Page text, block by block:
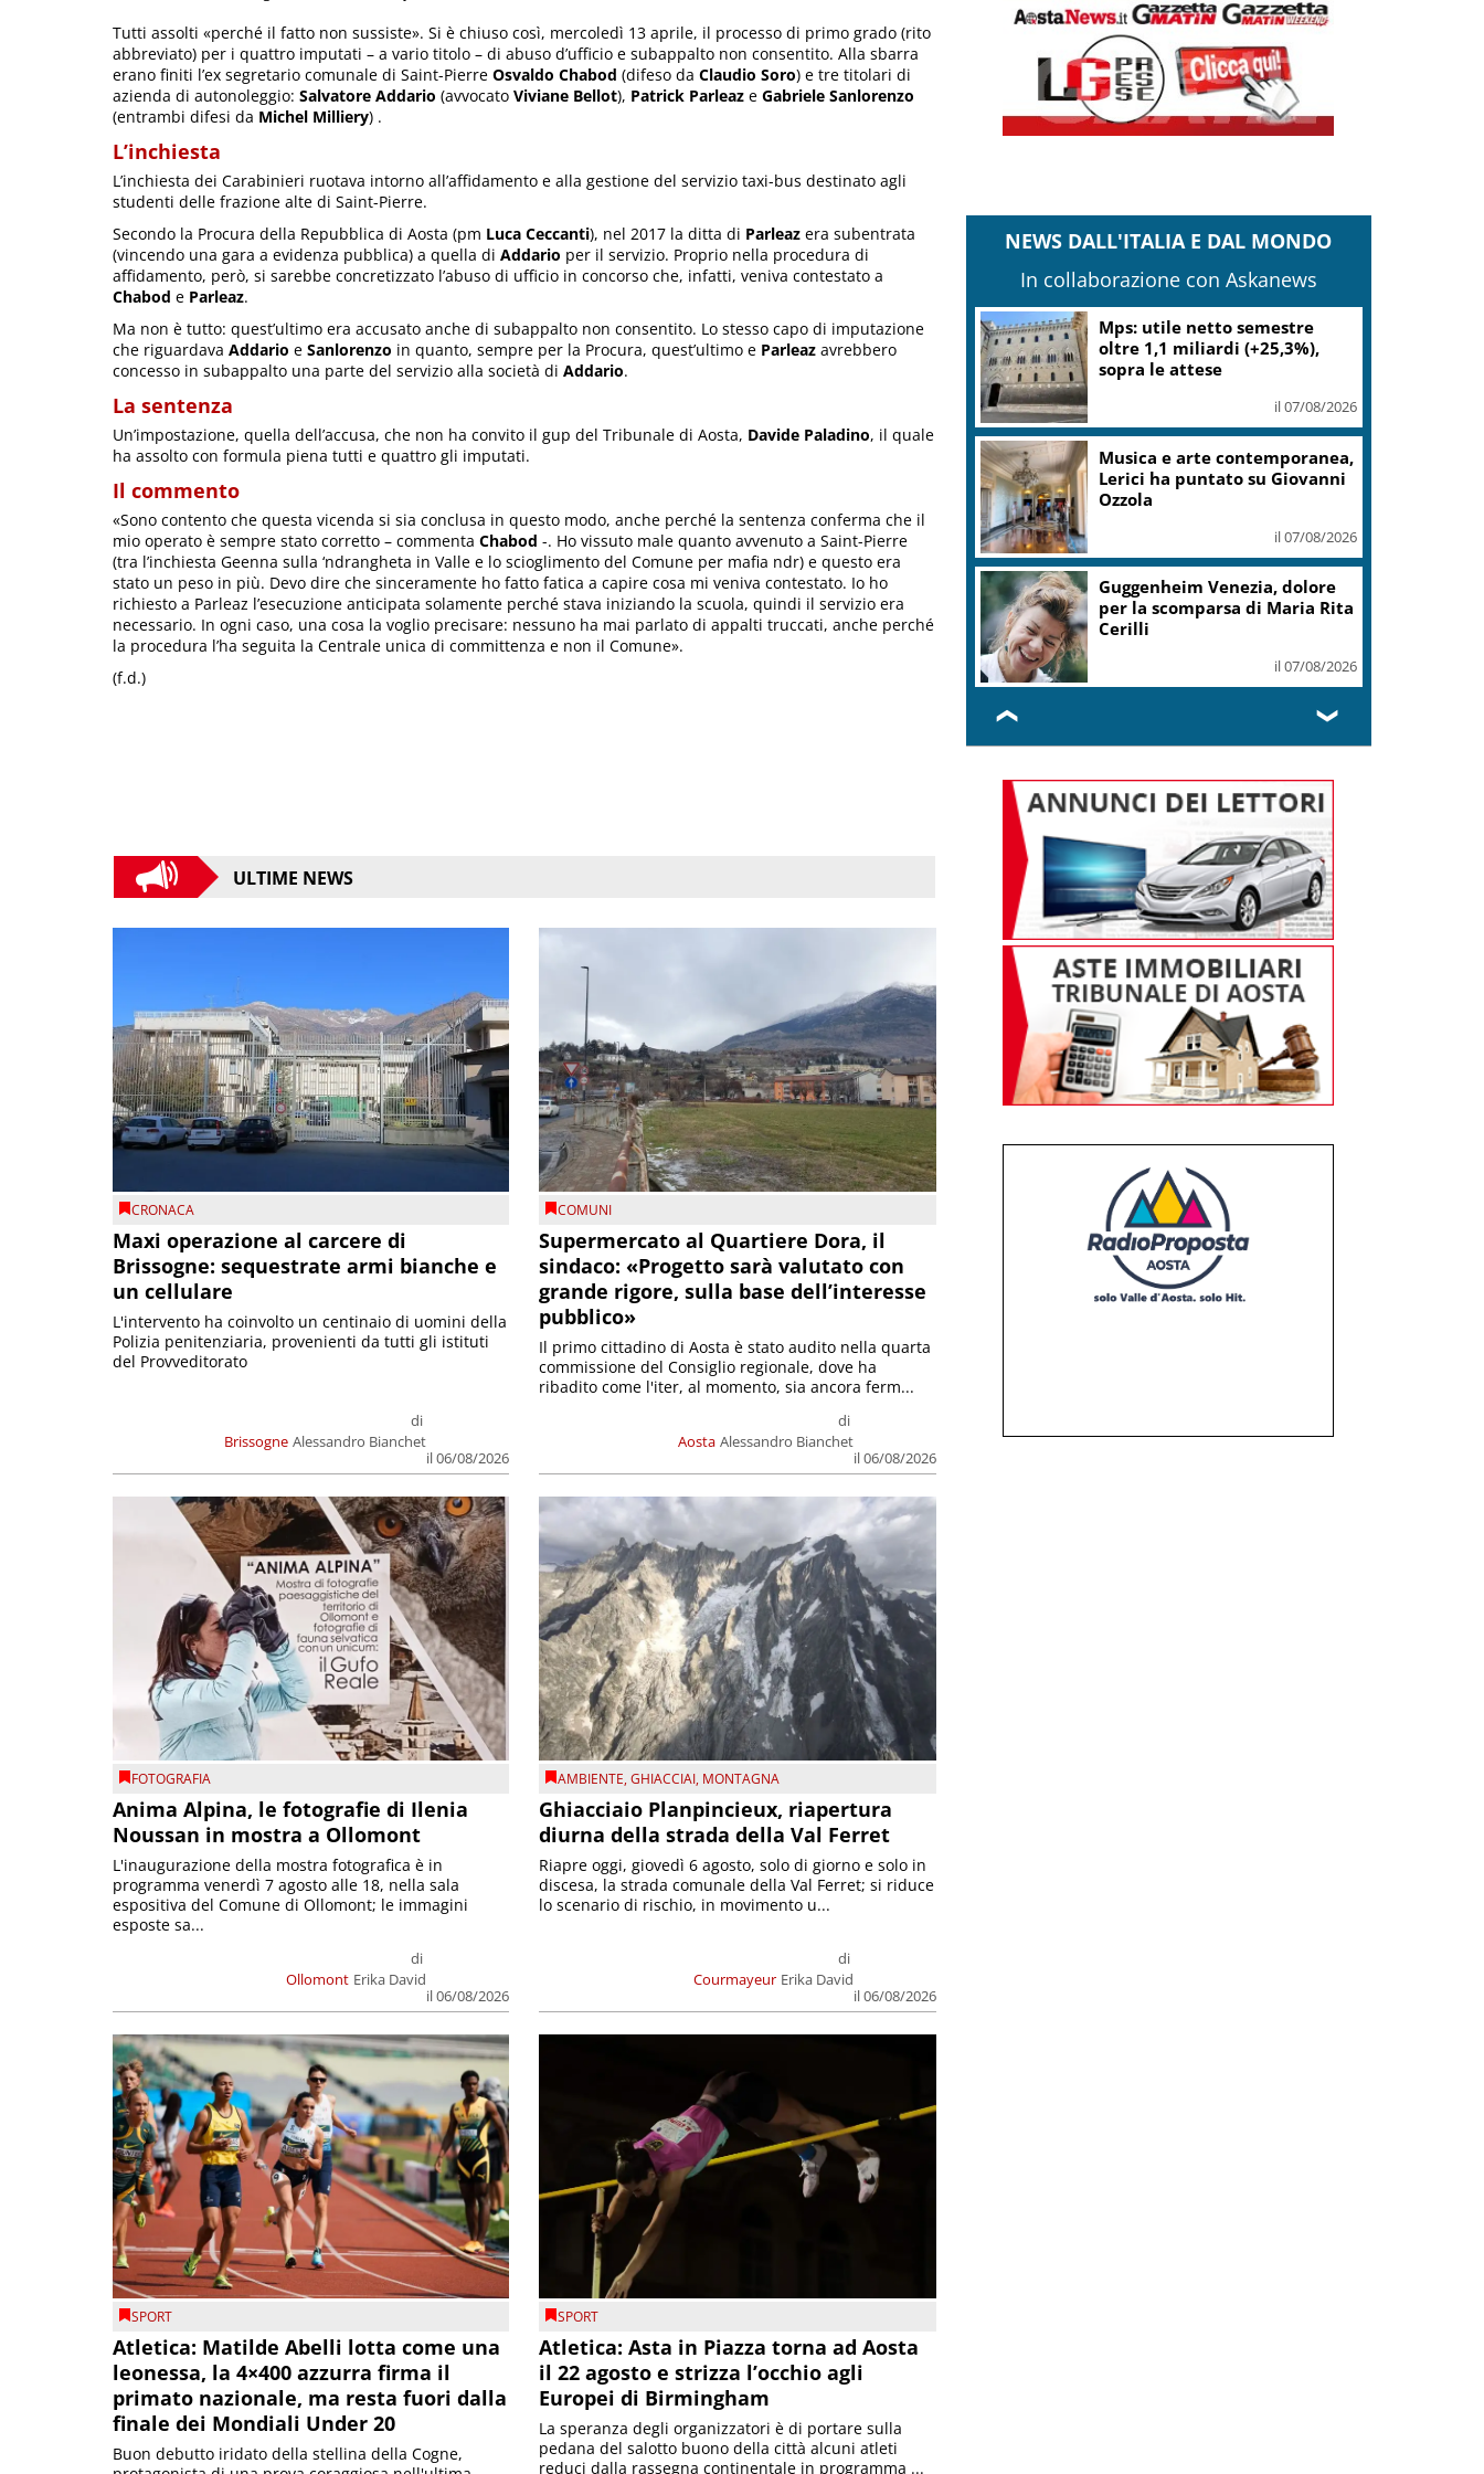
Tutti assolti «perché il fatto non sussiste». Si è chiuso così, mercoledì 13 aprile, il processo di primo grado (rito
abbreviato) per i quattro imputati – a vario titolo – di abuso d’ufficio e subappalto non consentito. Alla sbarra
erano finiti l’ex segretario comunale di Saint-Pierre Osvaldo Chabod (difeso da Claudio Soro) e tre titolari di
azienda di autonoleggio: Salvatore Addario (avvocato Viviane Bellot), Patrick Parleaz e Gabriele Sanlorenzo
(entrambi difesi da Michel Milliery) .
L’inchiesta
L’inchiesta dei Carabinieri ruotava intorno all’affidamento e alla gestione del servizio taxi-bus destinato agli
studenti delle frazione alte di Saint-Pierre.
Secondo la Procura della Repubblica di Aosta (pm Luca Ceccanti), nel 2017 la ditta di Parleaz era subentrata
(vincendo una gara a evidenza pubblica) a quella di Addario per il servizio. Proprio nella procedura di
affidamento, però, si sarebbe concretizzato l’abuso di ufficio in concorso che, infatti, veniva contestato a
Chabod e Parleaz.
Ma non è tutto: quest’ultimo era accusato anche di subappalto non consentito. Lo stesso capo di imputazione
che riguardava Addario e Sanlorenzo in quanto, sempre per la Procura, quest’ultimo e Parleaz avrebbero
concesso in subappalto una parte del servizio alla società di Addario.
La sentenza
Un’impostazione, quella dell’accusa, che non ha convito il gup del Tribunale di Aosta, Davide Paladino, il quale
ha assolto con formula piena tutti e quattro gli imputati.
Il commento
«Sono contento che questa vicenda si sia conclusa in questo modo, anche perché la sentenza conferma che il
mio operato è sempre stato corretto – commenta Chabod -. Ho vissuto male quanto avvenuto a Saint-Pierre
(tra l’inchiesta Geenna sulla ‘ndrangheta in Valle e lo scioglimento del Comune per mafia ndr) e questo era
stato un peso in più. Devo dire che sinceramente ho fatto fatica a capire cosa mi veniva contestato. Io ho
richiesto a Parleaz l’esecuzione anticipata solamente perché stava iniziando la scuola, quindi il servizio era
necessario. In ogni caso, una cosa la voglio precisare: nessuno ha mai parlato di appalti truccati, anche perché
la procedura l’ha seguita la Centrale unica di committenza e non il Comune».
(f.d.)
ULTIME NEWS
CRONACA
Maxi operazione al carcere di
Brissogne: sequestrate armi bianche e
un cellulare
Brissogne
di
Alessandro Bianchet
il 06/08/2026
L'intervento ha coinvolto un centinaio di uomini della
Polizia penitenziaria, provenienti da tutti gli istituti
del Provveditorato
COMUNI
Supermercato al Quartiere Dora, il
sindaco: «Progetto sarà valutato con
grande rigore, sulla base dell’interesse
pubblico»
Aosta
di
Alessandro Bianchet
il 06/08/2026
Il primo cittadino di Aosta è stato audito nella quarta
commissione del Consiglio regionale, dove ha
ribadito come l'iter, al momento, sia ancora ferm...
FOTOGRAFIA
Anima Alpina, le fotografie di Ilenia
Noussan in mostra a Ollomont
Ollomont
di
Erika David
il 06/08/2026
L'inaugurazione della mostra fotografica è in
programma venerdì 7 agosto alle 18, nella sala
espositiva del Comune di Ollomont; le immagini
esposte sa...
AMBIENTE,GHIACCIAI, MONTAGNA
Ghiacciaio Planpincieux, riapertura
diurna della strada della Val Ferret
Courmayeur
di
Erika David
il 06/08/2026
Riapre oggi, giovedì 6 agosto, solo di giorno e solo in
discesa, la strada comunale della Val Ferret; si riduce
lo scenario di rischio, in movimento u...
SPORT
Atletica: Matilde Abelli lotta come una
leonessa, la 4×400 azzurra firma il
primato nazionale, ma resta fuori dalla
finale dei Mondiali Under 20
Buon debutto iridato della stellina della Cogne,
SPORT
Atletica: Asta in Piazza torna ad Aosta
il 22 agosto e strizza l’occhio agli
Europei di Birmingham
La speranza degli organizzatori è di portare sulla
pedana del salotto buono della città alcuni atleti
reduci dalla rassegna continentale in programma ...
NEWS DALL'ITALIA E DAL MONDO
In collaborazione con Askanews
Mps: utile netto semestre
oltre 1,1 miliardi (+25,3%),
sopra le attese
il 07/08/2026
Musica e arte contemporanea,
Lerici ha puntato su Giovanni
Ozzola
il 07/08/2026
Guggenheim Venezia, dolore
per la scomparsa di Maria Rita
Cerilli
il 07/08/2026
❮ ❯